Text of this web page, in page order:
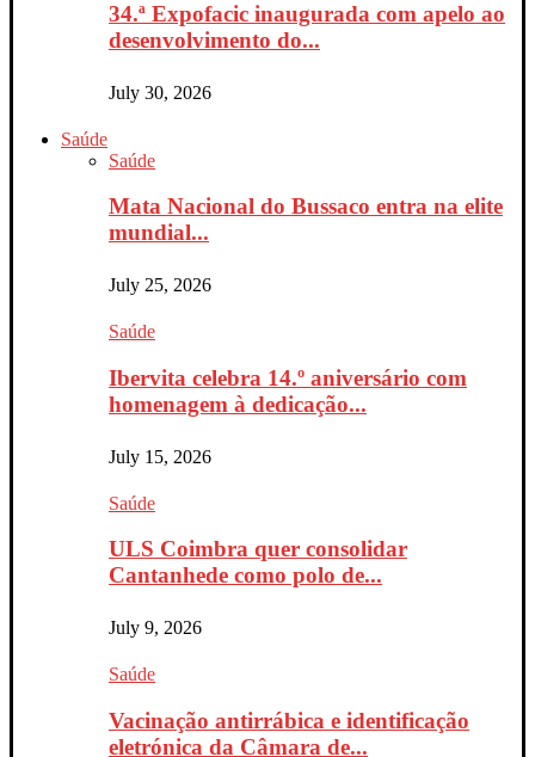
34.ª Expofacic inaugurada com apelo ao
desenvolvimento do...
July 30, 2026
Saúde
Saúde
Mata Nacional do Bussaco entra na elite
mundial...
July 25, 2026
Saúde
Ibervita celebra 14.º aniversário com
homenagem à dedicação...
July 15, 2026
Saúde
ULS Coimbra quer consolidar
Cantanhede como polo de...
July 9, 2026
Saúde
Vacinação antirrábica e identificação
eletrónica da Câmara de...